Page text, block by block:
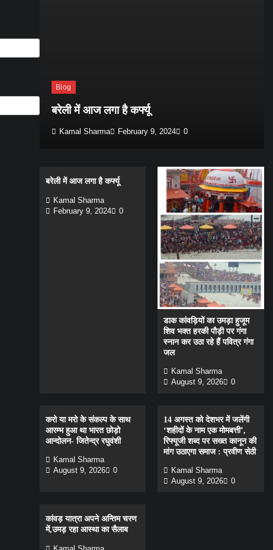
Blog
बरेली में आज लगा है कर्फ्यू
Kamal Sharma February 9, 2024 0
बरेली में आज लगा है कर्फ्यू
Kamal Sharma
February 9, 2024
0
डाक कांवड़ियों का उमड़ा हुजूम
शिव भक्त हरकी पौड़ी पर गंगा
स्नान कर उठा रहे हैं पवित्र गंगा
जल
Kamal Sharma
August 9, 2026
0
करो या मरो के संकल्प के साथ
आरम्भ हुआ था भारत छोड़ो
आन्दोलन- जितेन्द्र रघुवंशी
Kamal Sharma
August 9, 2026
0
14 अगस्त को देशभर में जलेंगी
‘शहीदों के नाम एक मोमबत्ती’,
रिफ्यूजी शब्द पर सख्त कानून की
मांग उठाएगा समाज : प्रवीण सेठी
Kamal Sharma
August 9, 2026
0
कांवड़ यात्रा अपने अन्तिम चरण
में,उमड़ रहा आस्था का सैलाब